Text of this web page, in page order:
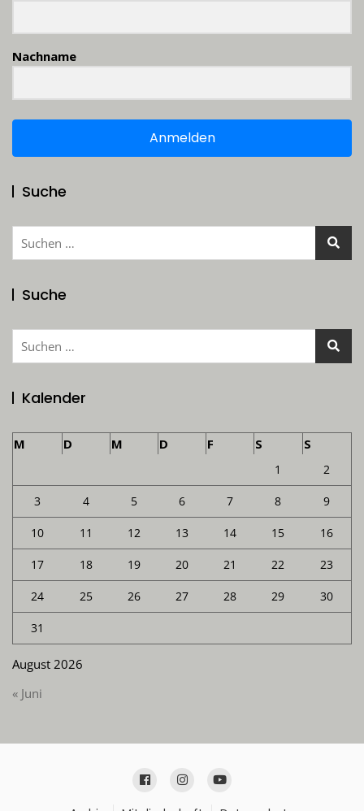
Nachname
Anmelden
Suche
Suchen
Suche
Suchen
Kalender
August 2026
M D M D F S S
1 2
3 4 5 6 7 8 9
10 11 12 13 14 15 16
17 18 19 20 21 22 23
24 25 26 27 28 29 30
31
« Juni